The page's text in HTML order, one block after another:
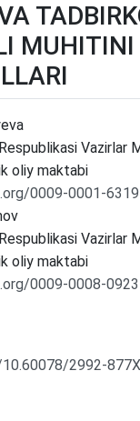
Vazirlar
oliy maktabi
0009-0001-
Vazirlar
oliy maktabi
0009-0008-
2992-